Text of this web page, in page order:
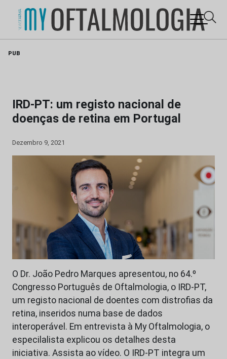
PUB
IRD-PT: um registo nacional de
doenças de retina em Portugal
Dezembro 9, 2021
O Dr. João Pedro Marques apresentou, no 64.º
Congresso Português de Oftalmologia, o IRD-PT,
um registo nacional de doentes com distrofias da
retina, inseridos numa base de dados
interoperável. Em entrevista à My Oftalmologia, o
especilalista explicou os detalhes desta
iniciativa. Assista ao vídeo. O IRD-PT integra um